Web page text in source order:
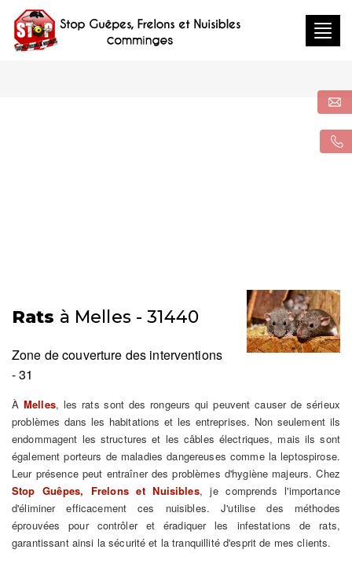
Rats à Melles - 31440
Zone de couverture des interventions
- 31
À Melles, les rats sont des rongeurs qui peuvent causer de sérieux
problèmes dans les habitations et les entreprises. Non seulement ils
endommagent les structures et les câbles électriques, mais ils sont
également porteurs de maladies dangereuses comme la leptospirose.
Leur présence peut entraîner des problèmes d'hygiène majeurs. Chez
Stop Guêpes, Frelons et Nuisibles, je comprends l'importance
d'éliminer efficacement ces nuisibles. J'utilise des méthodes
éprouvées pour contrôler et éradiquer les infestations de rats,
garantissant ainsi la sécurité et la tranquillité d'esprit de mes clients.